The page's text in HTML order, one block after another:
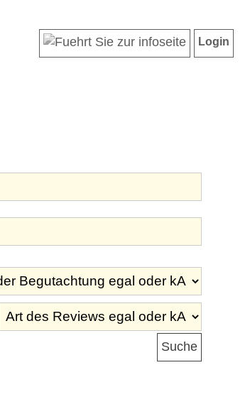
Login